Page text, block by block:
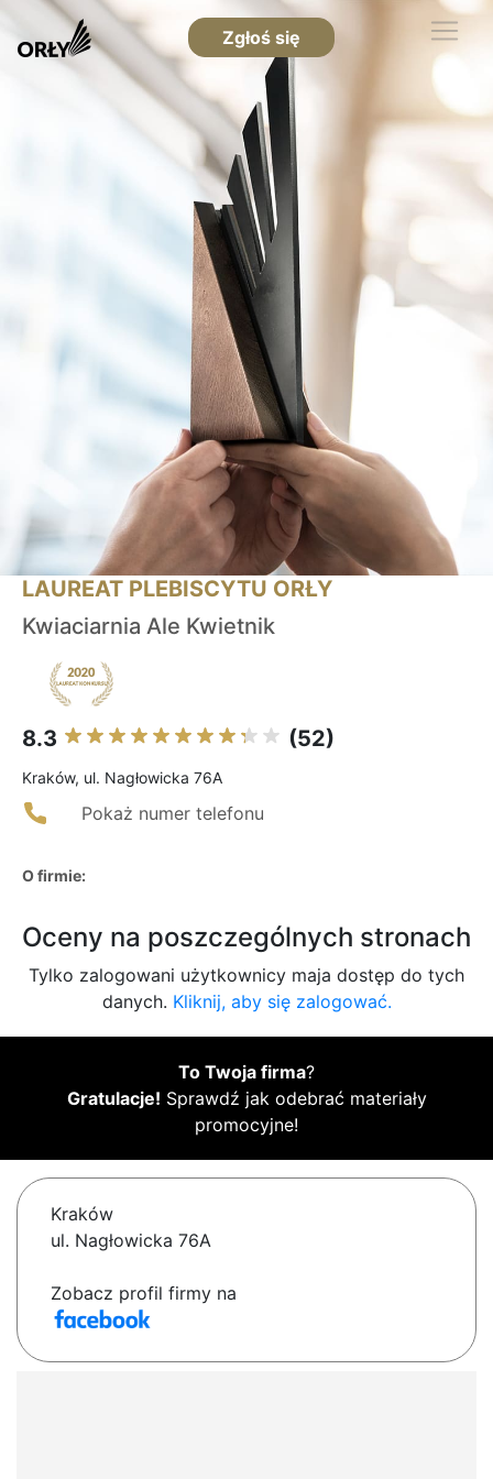
Zgłoś się
LAUREAT PLEBISCYTU ORŁY
Kwiaciarnia Ale Kwietnik
8.3 (52)
Kraków, ul. Nagłowicka 76A
Pokaż numer telefonu
O firmie:
Oceny na poszczególnych stronach
Tylko zalogowani użytkownicy maja dostęp do tych
danych. Kliknij, aby się zalogować.
To Twoja firma?
Gratulacje! Sprawdź jak odebrać materiały
promocyjne!
Kraków
ul. Nagłowicka 76A
Zobacz profil firmy na